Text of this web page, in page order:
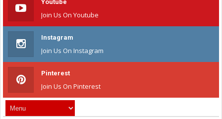
Youtube
Join Us On Youtube
Instagram
Join Us On Instagram
Pinterest
Join Us On Pinterest